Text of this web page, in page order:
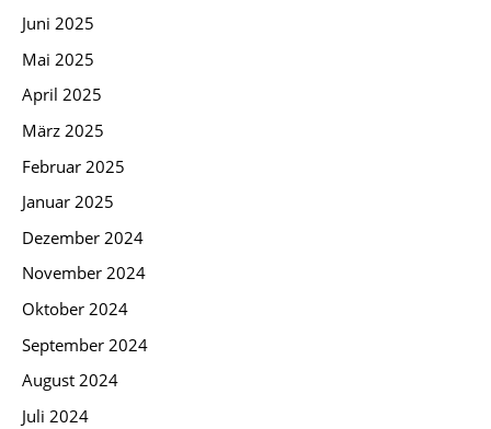
Juni 2025
Mai 2025
April 2025
März 2025
Februar 2025
Januar 2025
Dezember 2024
November 2024
Oktober 2024
September 2024
August 2024
Juli 2024